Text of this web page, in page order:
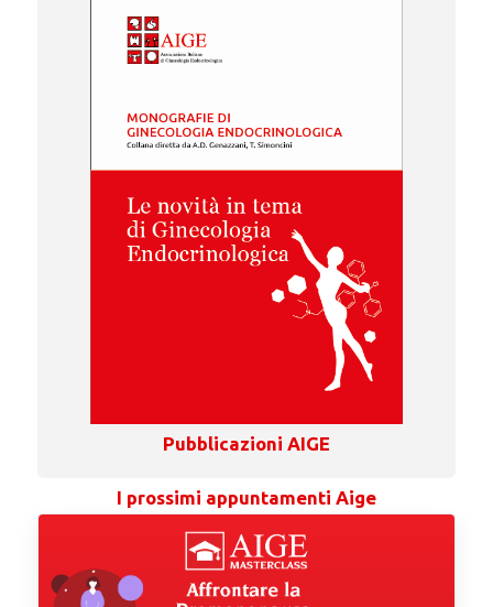
Pubblicazioni AIGE
I prossimi appuntamenti Aige